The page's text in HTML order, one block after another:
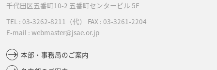
千代田区五番町10-2 五番町センタービル 5F
TEL : 03-3262-8211 （代） FAX : 03-3261-2204
E-mail : webmaster@jsae.or.jp
本部・事務局のご案内